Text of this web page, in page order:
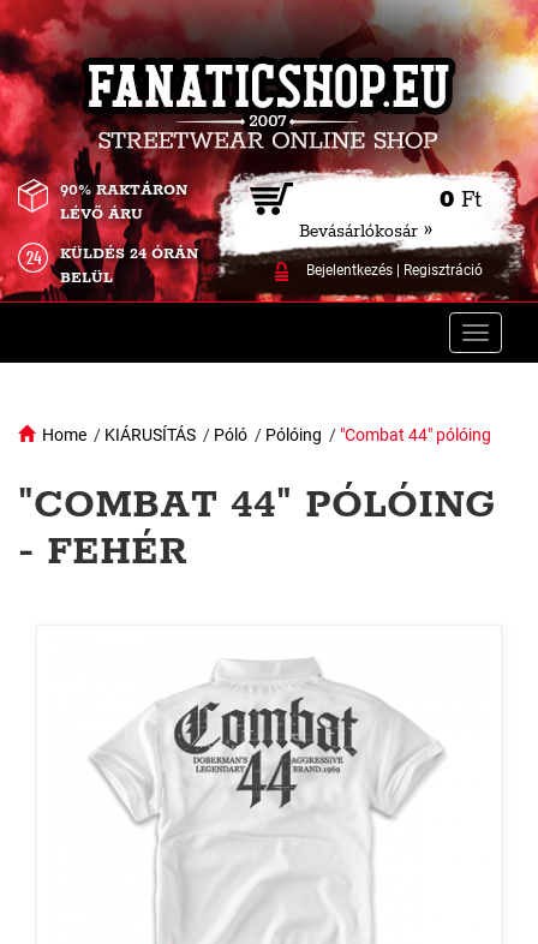
0 Ft
Bevásárlókosár »
Bejelentkezés| Regisztráció
90% RAKTÁRON
LÉVŐ ÁRU
KÜLDÉS 24 ÓRÁN
BELÜL
Toggle
Home / KIÁRUSÍTÁS / Póló / Pólóing / "Combat 44" pólóing
"COMBAT 44" PÓLÓING
- FEHÉR